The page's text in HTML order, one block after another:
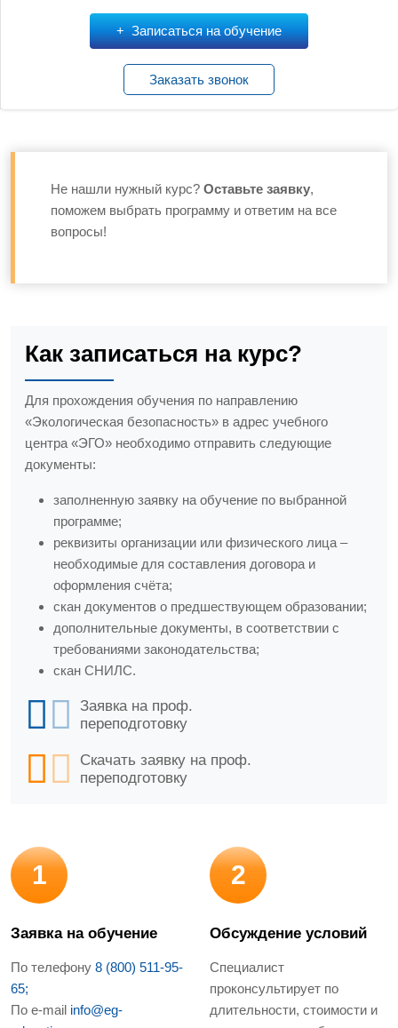
Записаться на обучение
Заказать звонок
Не нашли нужный курс? Оставьте заявку,
поможем выбрать программу и ответим на все
вопросы!
Как записаться на курс?
Для прохождения обучения по направлению
«Экологическая безопасность» в адрес учебного
центра «ЭГО» необходимо отправить следующие
документы:
заполненную заявку на обучение по выбранной
программе;
реквизиты организации или физического лица –
необходимые для составления договора и
оформления счёта;
скан документов о предшествующем образовании;
дополнительные документы, в соответствии с
требованиями законодательства;
скан СНИЛС.
Заявка на проф.
переподготовку
Скачать заявку на проф.
переподготовку
1
Заявка на обучение
По телефону 8 (800) 511-95-
65;
По e-mail info@eg-
2
Обсуждение условий
Специалист
проконсультирует по
длительности, стоимости и